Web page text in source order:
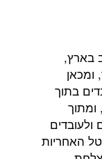
בארץ,
בתוך
ומתוך
ולעובדים
האחריות